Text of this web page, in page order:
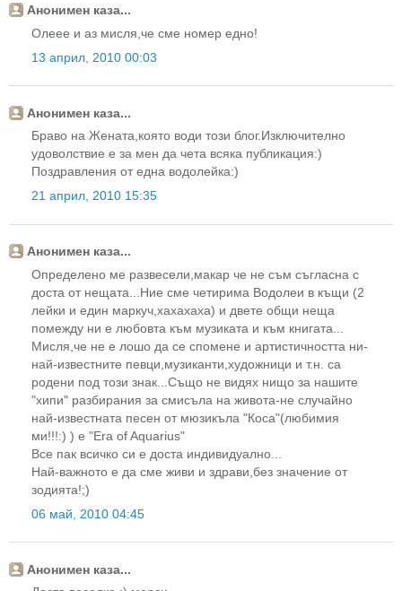
Анонимен каза...
Олеее и аз мисля,че сме номер едно!
13 април, 2010 00:03
Анонимен каза...
Браво на Жената,която води този блог.Изключително
удоволствие е за мен да чета всяка публикация:)
Поздравления от една водолейка:)
21 април, 2010 15:35
Анонимен каза...
Определено ме развесели,макар че не съм съгласна с
доста от нещата...Ние сме четирима Водолеи в къщи (2
лейки и един маркуч,хахахаха) и двете общи неща
помежду ни е любовта към музиката и към книгата...
Мисля,че не е лошо да се спомене и артистичността ни-
най-известните певци,музиканти,художници и т.н. са
родени под този знак...Също не видях нищо за нашите
"хипи" разбирания за смисъла на живота-не случайно
най-известната песен от мюзикъла "Коса"(любимия
ми!!!:) ) е "Era of Aquarius"
Все пак всичко си е доста индивидуално...
Най-важното е да сме живи и здрави,без значение от
зодията!;)
06 май, 2010 04:45
Анонимен каза...